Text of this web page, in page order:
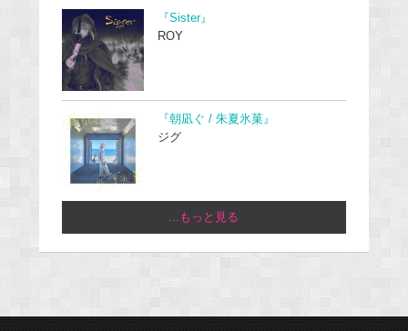
『Sister』
ROY
『朝凪ぐ / 朱夏氷菓』
ジグ
...もっと見る